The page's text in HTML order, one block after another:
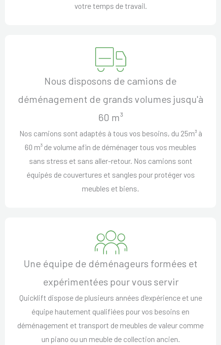
votre temps de travail.
Nous disposons de camions de
déménagement de grands volumes jusqu'à
60 m³
Nos camions sont adaptés à tous vos besoins, du 25m³ à
60 m³ de volume afin de déménager tous vos meubles
sans stress et sans aller-retour. Nos camions sont
équipés de couvertures et sangles pour protéger vos
meubles et biens.
Une équipe de déménageurs formées et
expérimentées pour vous servir
Quicklift dispose de plusieurs années d'expérience et une
équipe hautement qualifiées pour vos besoins en
déménagement et transport de meubles de valeur comme
un piano ou un meuble de collection ancien.